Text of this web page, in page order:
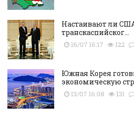
Настаивают ли
транскаспийског...
16/07 16:17 122
Южная Корея
экономическую
13/07 16:08 131